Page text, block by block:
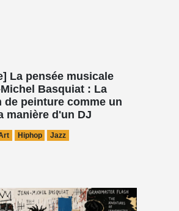
La pensée musicale
Basquiat : La
de peinture comme un
manière d'un DJ
Hiphop Jazz